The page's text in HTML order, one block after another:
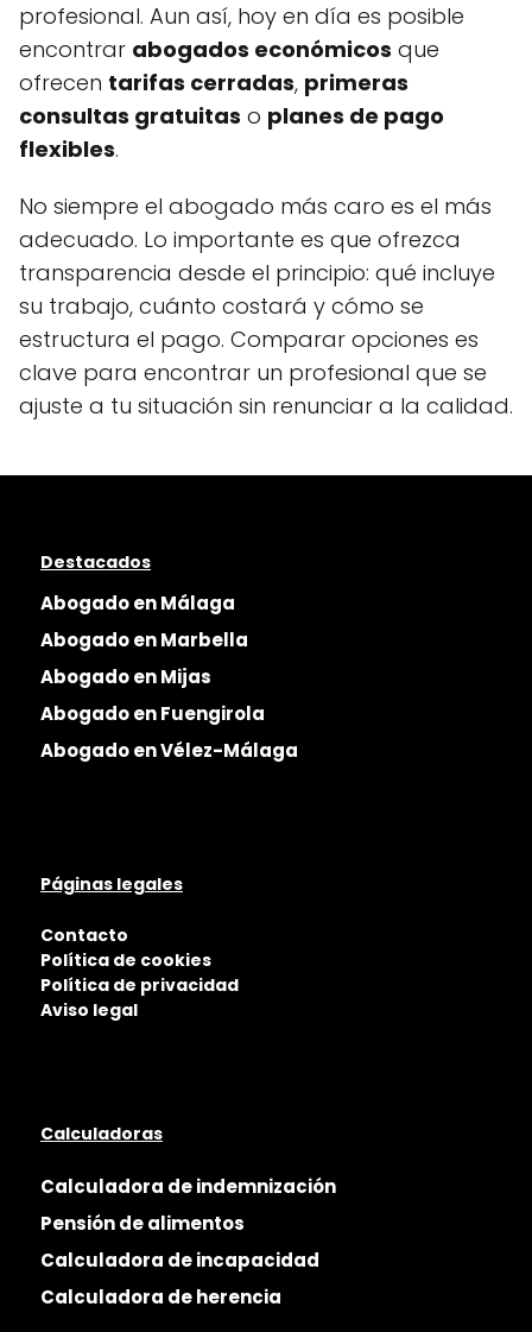
profesional. Aun así, hoy en día es posible
encontrar abogados económicos que
ofrecen tarifas cerradas, primeras
consultas gratuitas o planes de pago
flexibles.
No siempre el abogado más caro es el más
adecuado. Lo importante es que ofrezca
transparencia desde el principio: qué incluye
su trabajo, cuánto costará y cómo se
estructura el pago. Comparar opciones es
clave para encontrar un profesional que se
ajuste a tu situación sin renunciar a la calidad.
Destacados
Abogado en Málaga
Abogado en Marbella
Abogado en Mijas
Abogado en Fuengirola
Abogado en Vélez-Málaga
Páginas legales
Contacto
Política de cookies
Política de privacidad
Aviso legal
Calculadoras
Calculadora de indemnización
Pensión de alimentos
Calculadora de incapacidad
Calculadora de herencia